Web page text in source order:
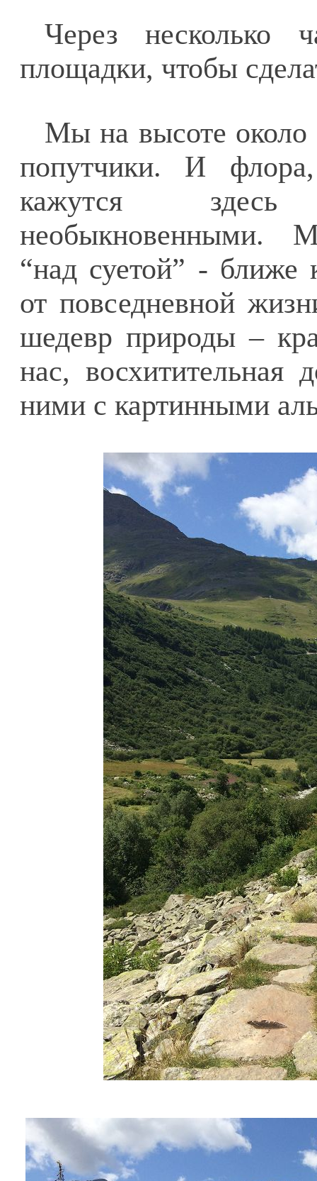
Через несколько
площадки, чтобы
Мы на высоте около
попутчики. И
кажутся
необыкновенными.
“над суетой” - ближе
от повседневной
шедевр природы –
нас, восхитительная
ними с картинными